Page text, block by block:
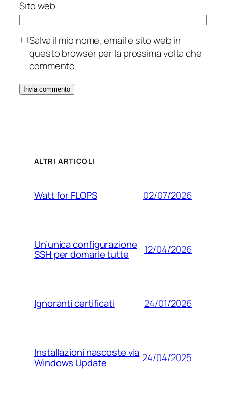
Sito web
Salva il mio nome, email e sito web in
questo browser per la prossima volta che
commento.
ALTRI ARTICOLI
Watt for FLOPS 02/07/2026
Un’unica configurazione
SSH per domarle tutte 12/04/2026
Ignoranti certificati 24/01/2026
Installazioni nascoste via
Windows Update 24/04/2025